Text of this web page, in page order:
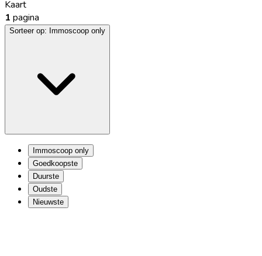
Kaart
1 pagina
Sorteer op: Immoscoop only
Immoscoop only
Goedkoopste
Duurste
Oudste
Nieuwste